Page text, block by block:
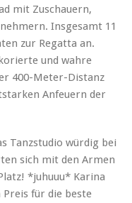
mit Zuschauern,
Insgesamt 11
zur Regatta an.
und wahre
400-Meter-Distanz
Anfeuern der
Tanzstudio würdig bei
sich mit den Armen
*juhuuu* Karina
für die beste